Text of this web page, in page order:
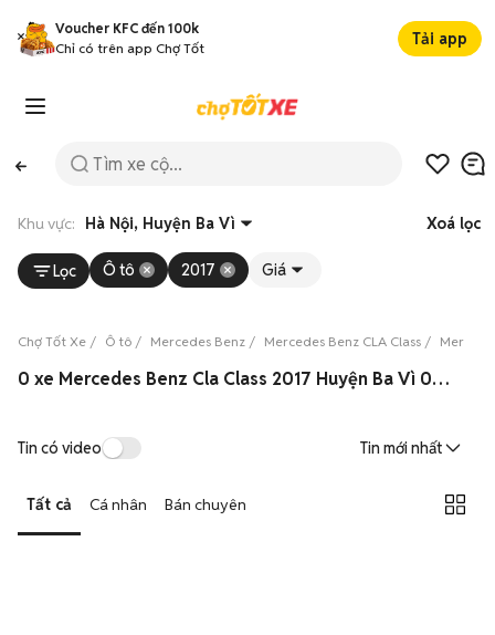
Voucher KFC đến 100k
Chỉ có trên app Chợ Tốt
Tải app
Khu vực: Hà Nội, Huyện Ba Vì Xoá lọc
Lọc Ô tô 2017 Giá
Chợ Tốt Xe Ô tô Mercedes Benz Mercedes Benz CLA Class
0 xe Mercedes Benz Cla Class 2017 Huyện Ba Vì 08/2026
Tin có video Tin mới nhất
Tất cả Cá nhân Bán chuyên